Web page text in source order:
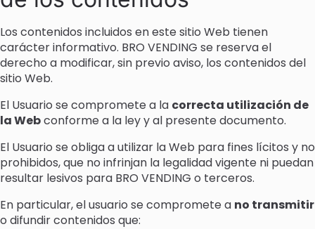
Los contenidos incluidos en este sitio Web tienen
carácter informativo. BRO VENDING se reserva el
derecho a modificar, sin previo aviso, los contenidos del
sitio Web.
El Usuario se compromete a la correcta utilización de
la Webconforme a la ley y al presente documento.
El Usuario se obliga a utilizar la Web para fines lícitos y no
prohibidos, que no infrinjan la legalidad vigente ni puedan
resultar lesivos para BRO VENDING o terceros.
En particular, el usuario se compromete a no transmitir
o difundir contenidos que: